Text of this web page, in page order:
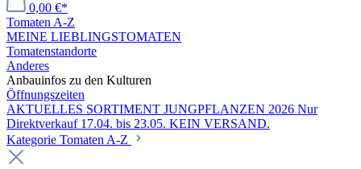
0,00 €*
Tomaten A-Z
MEINE LIEBLINGSTOMATEN
Tomatenstandorte
Anderes
Anbauinfos zu den Kulturen
Öffnungszeiten
AKTUELLES SORTIMENT JUNGPFLANZEN 2026 Nur
Direktverkauf 17.04. bis 23.05. KEIN VERSAND.
Kategorie Tomaten A-Z